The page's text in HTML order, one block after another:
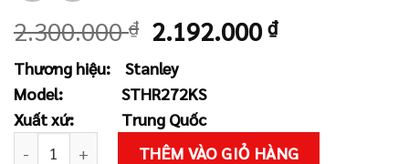
2.300.000₫ Giá
gốc
là:
2.300.000 ₫.
2.192.000₫Giá
2.192.000
Thương hiệu: Stanley
Model: STHR272KS
Xuất xứ: Trung Quốc
Máy khoan búa 850W Stanley STHR272KS số lượng
THÊM VÀO GIỎ HÀNG